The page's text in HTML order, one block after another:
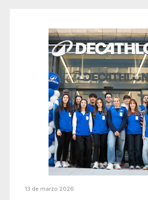
13 de marzo 2026